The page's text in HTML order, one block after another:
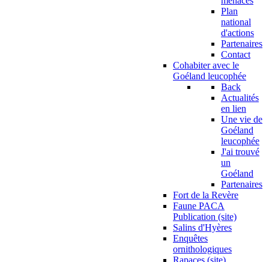
Plan
national
d'actions
Partenaires
Contact
Cohabiter avec le
Goéland leucophée
Back
Actualités
en lien
Une vie de
Goéland
leucophée
J'ai trouvé
un
Goéland
Partenaires
Fort de la Revère
Faune PACA
Publication (site)
Salins d'Hyères
Enquêtes
ornithologiques